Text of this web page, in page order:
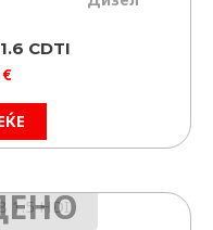
CDTI
€